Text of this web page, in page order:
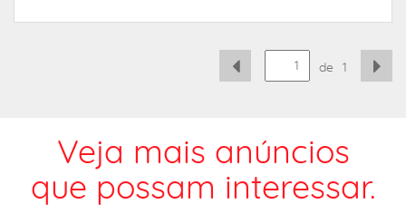
de 1
Veja mais anúncios
que possam interessar.